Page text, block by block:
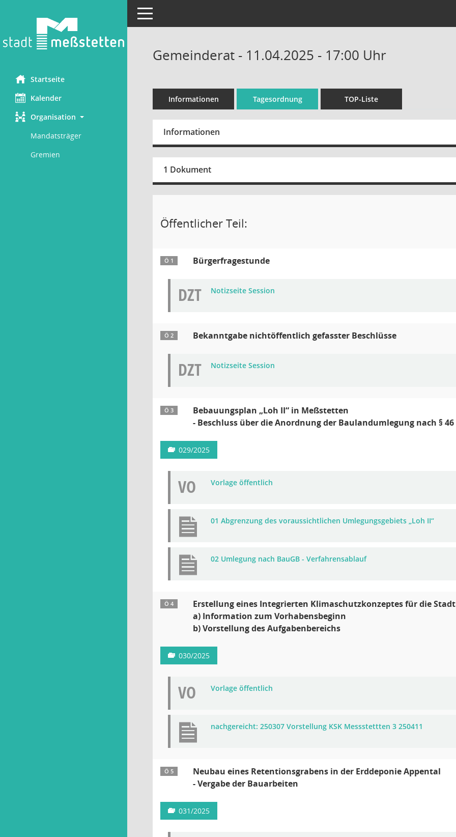
Startseite
Kalender
Organisation
Mandatsträger
Gremien
Toggle navigation
Gemeinderat - 11.04.2025 - 17:00 Uhr
Informationen Tagesordnung TOP-Liste
Informationen
1 Dokument
Öffentlicher Teil:
Ö 1 Bürgerfragestunde
DZT Notizseite Session
Ö 2 Bekanntgabe nichtöffentlich gefasster Beschlüsse
DZT Notizseite Session
Ö 3
Bebauungsplan „Loh II“ in Meßstetten
- Beschluss über die Anordnung der Baulandumlegung nach § 46
029/2025
VO Vorlage öffentlich
01 Abgrenzung des voraussichtlichen Umlegungsgebiets „Loh II“
02 Umlegung nach BauGB - Verfahrensablauf
Ö 4
Erstellung eines Integrierten Klimaschutzkonzeptes für die
a) Information zum Vorhabensbeginn
b) Vorstellung des Aufgabenbereichs
030/2025
VO Vorlage öffentlich
nachgereicht: 250307 Vorstellung KSK Messstettten 3 250411
Ö 5
Neubau eines Retentionsgrabens in der Erddeponie Appental
- Vergabe der Bauarbeiten
031/2025